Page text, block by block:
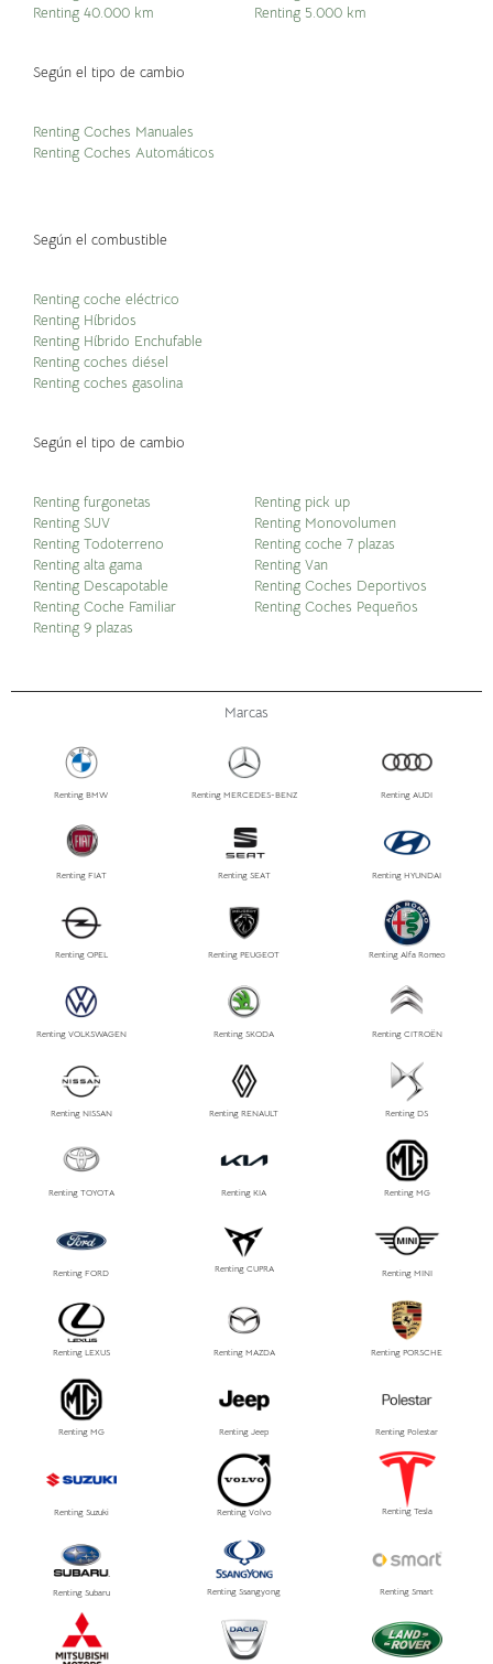
Renting 40.000 km
Renting 5.000 km
Según el tipo de cambio
Renting Coches Manuales
Renting Coches Automáticos
Según el combustible
Renting coche eléctrico
Renting Híbridos
Renting Híbrido Enchufable
Renting coches diésel
Renting coches gasolina
Según el tipo de cambio
Renting furgonetas
Renting SUV
Renting Todoterreno
Renting alta gama
Renting Descapotable
Renting Coche Familiar
Renting 9 plazas
Renting pick up
Renting Monovolumen
Renting coche 7 plazas
Renting Van
Renting Coches Deportivos
Renting Coches Pequeños
Marcas
Renting BMW Renting MERCEDES-BENZ Renting AUDI
Renting FIAT Renting SEAT Renting HYUNDAI
Renting OPEL Renting PEUGEOT Renting Alfa Romeo
Renting VOLKSWAGEN Renting SKODA Renting CITROËN
Renting NISSAN Renting RENAULT Renting DS
Renting TOYOTA Renting KIA Renting MG
Renting FORD Renting CUPRA Renting MINI
Renting LEXUS Renting MAZDA Renting PORSCHE
Renting MG Renting Jeep Renting Polestar
Renting Suzuki Renting Volvo Renting Tesla
Renting Subaru Renting Ssangyong Renting Smart